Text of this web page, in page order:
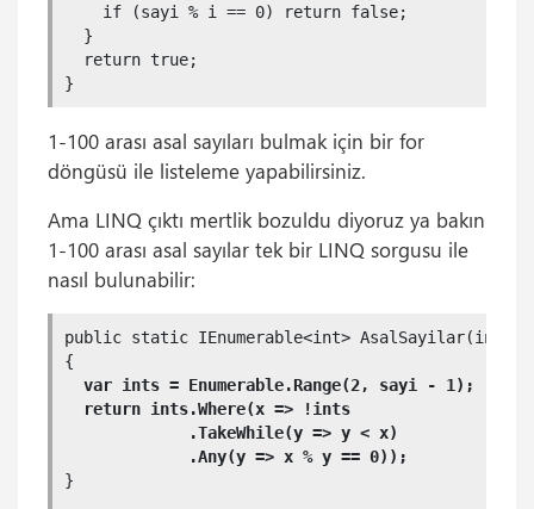
    if (sayi % i == 0) return false;
  }
  return true;
}
1-100 arası asal sayıları bulmak için bir for
döngüsü ile listeleme yapabilirsiniz.
Ama LINQ çıktı mertlik bozuldu diyoruz ya bakın
1-100 arası asal sayılar tek bir LINQ sorgusu ile
nasıl bulunabilir:
public static IEnumerable<int> AsalSayilar(int
{
var ints = Enumerable.Range(2, sayi - 1);
  return ints.Where(x => !ints
             .TakeWhile(y => y < x)
}